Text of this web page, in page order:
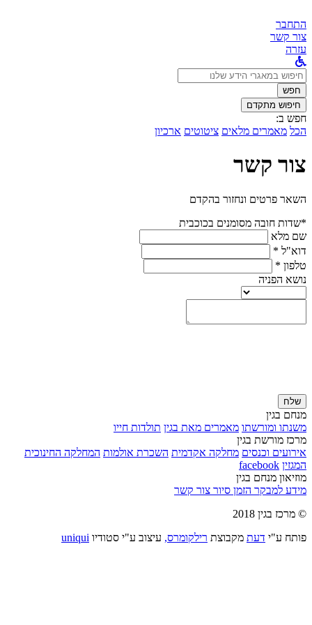
התחבר
צור קשר
עזרה
לחפש
ב:חפש
חיפוש מתקדם
חפש ב:
הכל מאמרים מלאים ציטוטים ארכיון
צור קשר
השאר פרטים ונחזור בהקדם
*שדות חובה מסומנים בכוכבית
שם מלא
דוא"ל *
טלפון *
נושא הפניה
שלח
מנחם בגין
משנתו ומורשתו מאמרים מאת בגין תולדות חייו
מרכז מורשת בגין
אירועים וכנסים מחלקה אקדמית השכרת אולמות המחלקה החינוכית
המגזין facebook
מוזיאון מנחם בגין
מידע למבקר הזמן סיור צור קשר
© מרכז בגין 2018
פותח ע"י דעת מקבוצת רילקומרס, עיצוב ע"י סטודיו uniqui